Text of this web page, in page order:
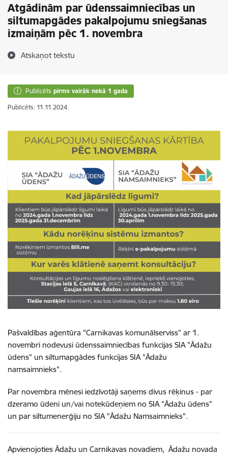
Atgādinām par ūdenssaimniecības un
siltumapgādes pakalpojumu sniegšanas
izmaiņām pēc 1. novembra
Atskaņot tekstu
Publicēts pirms vairāk nekā 1 gada
Publicēts: 11.11.2024.
Pašvaldības aģentūra "Carnikavas komunālserviss" ar 1.
novembri nodevusi ūdenssaimniecības funkcijas SIA "Ādažu
ūdens" un siltumapgādes funkcijas SIA "Ādažu
namsaimnieks".
Par novembra mēnesi iedzīvotāji saņems divus rēķinus - par
dzeramo ūdeni un/vai notekūdeņiem no SIA "Ādažu ūdens"
un par siltumenerģiju no SIA "Ādažu Namsaimnieks".
Apvienojoties Ādažu un Carnikavas novadiem, Ādažu novada